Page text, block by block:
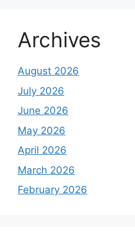
Archives
August 2026
July 2026
June 2026
May 2026
April 2026
March 2026
February 2026